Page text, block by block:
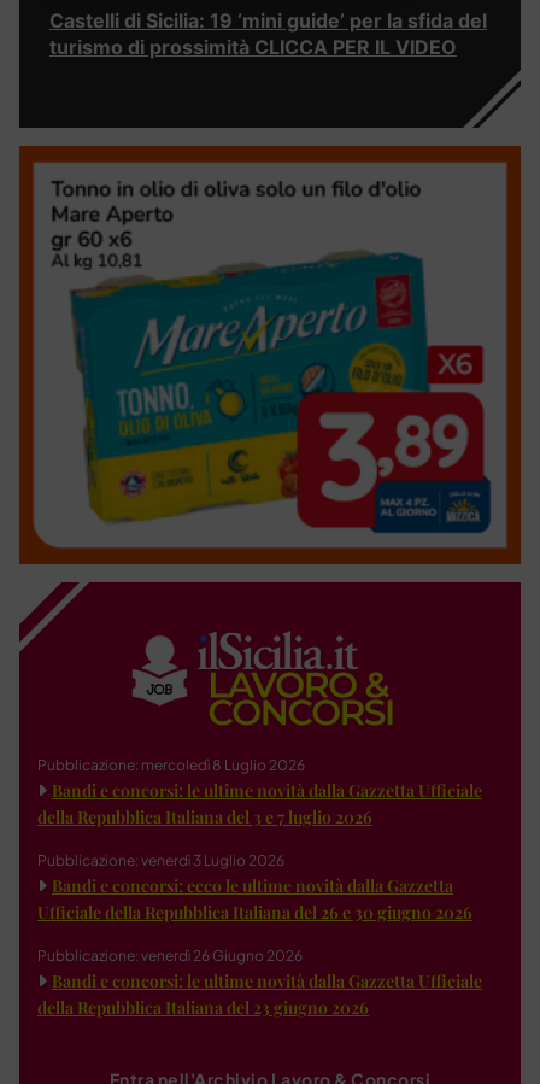
Castelli di Sicilia: 19 ‘mini guide’ per la sfida del
turismo di prossimità CLICCA PER IL VIDEO
Pubblicazione: mercoledì 8 Luglio 2026
Bandi e concorsi: le ultime novità dalla Gazzetta Ufficiale
della Repubblica Italiana del 3 e 7 luglio 2026
Pubblicazione: venerdì 3 Luglio 2026
Bandi e concorsi: ecco le ultime novità dalla Gazzetta
Ufficiale della Repubblica Italiana del 26 e 30 giugno 2026
Pubblicazione: venerdì 26 Giugno 2026
Bandi e concorsi: le ultime novità dalla Gazzetta Ufficiale
della Repubblica Italiana del 23 giugno 2026
Entra nell'Archivio Lavoro & Concorsi